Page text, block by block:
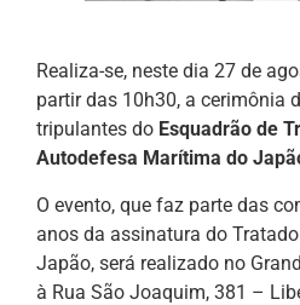
Realiza-se, neste dia 27 de
partir das 10h30, a cerimônia
tripulantes do Esquadrão de
Autodefesa Marítima do
O evento, que faz parte das
anos da assinatura do
Japão, será realizado no
à Rua São Joaquim, 381 –